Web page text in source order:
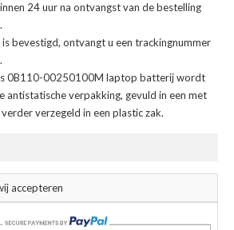
24 uur na ontvangst van de bestelling
bevestigd, ontvangt u een trackingnummer
0B110-00250100M laptop batterijwordt
antistatische verpakking, gevuld in een met
verzegeld in een plastic zak.
accepteren